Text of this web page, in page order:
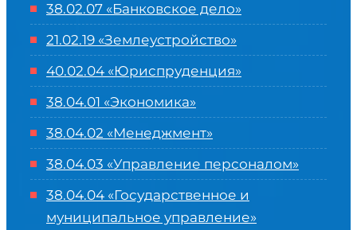
38.02.07 «Банковское дело»
21.02.19 «Землеустройство»
40.02.04 «Юриспруденция»
38.04.01 «Экономика»
38.04.02 «Менеджмент»
38.04.03 «Управление персоналом»
38.04.04 «Государственное и
муниципальное управление»